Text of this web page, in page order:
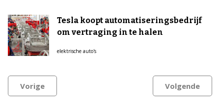
Tesla koopt automatiseringsbedrijf
om vertraging in te halen
elektrische auto's
Vorige Volgende